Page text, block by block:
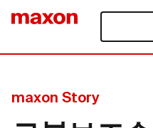
maxon Story